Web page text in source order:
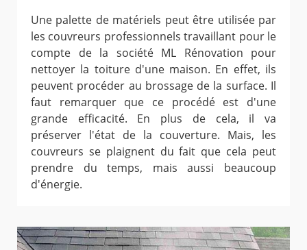
Une palette de matériels peut être utilisée par
les couvreurs professionnels travaillant pour le
compte de la société ML Rénovation pour
nettoyer la toiture d'une maison. En effet, ils
peuvent procéder au brossage de la surface. Il
faut remarquer que ce procédé est d'une
grande efficacité. En plus de cela, il va
préserver l'état de la couverture. Mais, les
couvreurs se plaignent du fait que cela peut
prendre du temps, mais aussi beaucoup
d'énergie.